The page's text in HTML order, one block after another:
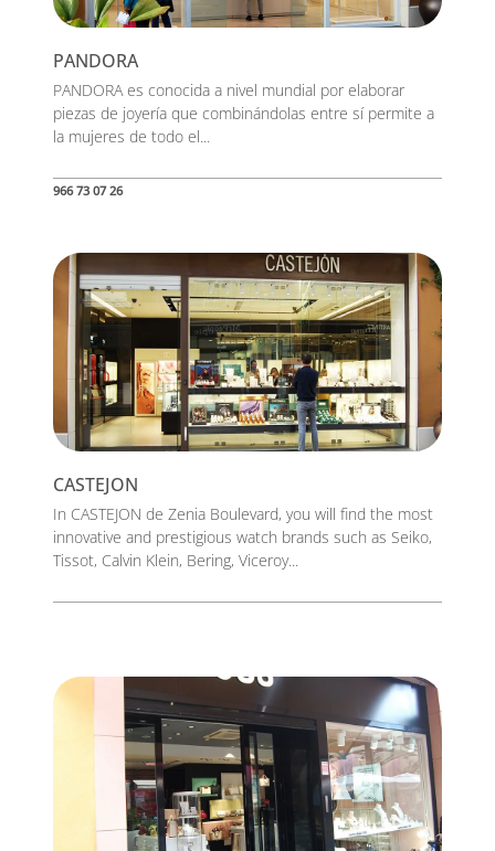
PANDORA
PANDORA es conocida a nivel mundial por elaborar
piezas de joyería que combinándolas entre sí permite a
la mujeres de todo el...
966 73 07 26
CASTEJON
In CASTEJON de Zenia Boulevard, you will find the most
innovative and prestigious watch brands such as Seiko,
Tissot, Calvin Klein, Bering, Viceroy...